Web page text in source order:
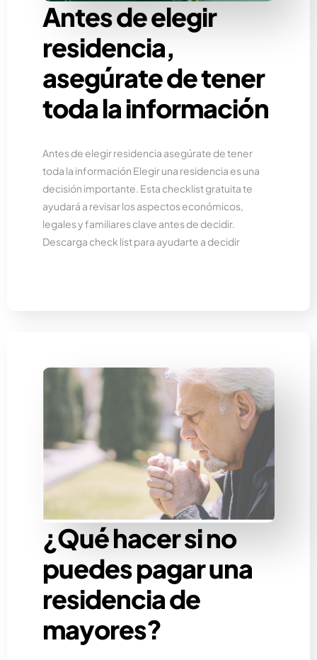
Antes de elegir
residencia,
asegúrate de tener
toda la información
Antes de elegir residencia asegúrate de tener
toda la información Elegir una residencia es una
decisión importante. Esta checklist gratuita te
ayudará a revisar los aspectos económicos,
legales y familiares clave antes de decidir.
Descarga check list para ayudarte a decidir
¿Qué hacer si no
puedes pagar una
residencia de
mayores?